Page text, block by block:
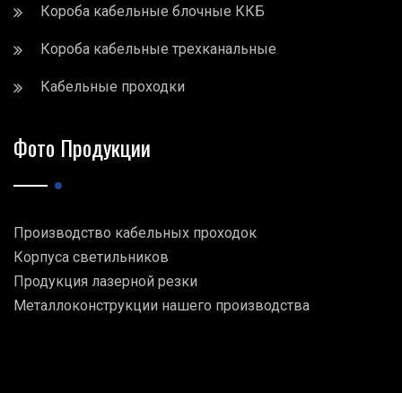
Короба кабельные блочные ККБ
Короба кабельные трехканальные
Кабельные проходки
Фото Продукции
Производство кабельных проходок
Корпуса светильников
Продукция лазерной резки
Металлоконструкции нашего производства